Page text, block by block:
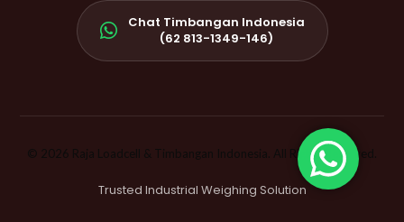
Chat Timbangan Indonesia
(62 813-1349-146)
© 2026 Raja Loadcell & Timbangan Indonesia. All Rights Reserved.
Trusted Industrial Weighing Solution